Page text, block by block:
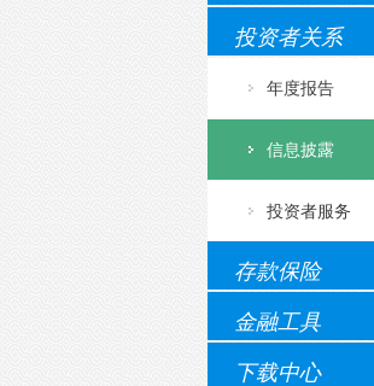
投资者关系
年度报告
信息披露
投资者服务
存款保险
金融工具
下载中心